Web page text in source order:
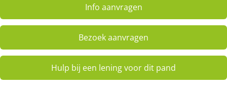
Info aanvragen
Bezoek aanvragen
Hulp bij een lening voor dit pand